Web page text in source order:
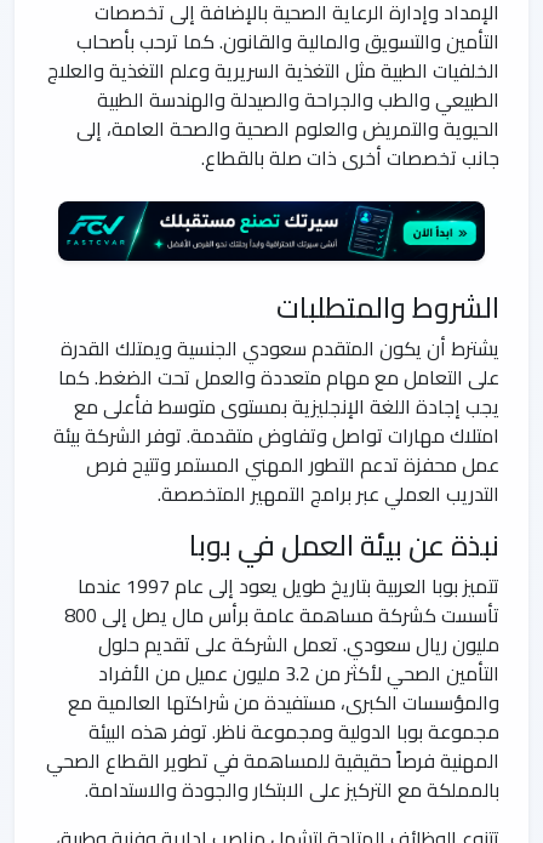
الإمداد وإدارة الرعاية الصحية بالإضافة إلى تخصصات
التأمين والتسويق والمالية والقانون. كما ترحب بأصحاب
الخلفيات الطبية مثل التغذية السريرية وعلم التغذية والعلاج
الطبيعي والطب والجراحة والصيدلة والهندسة الطبية
الحيوية والتمريض والعلوم الصحية والصحة العامة، إلى
جانب تخصصات أخرى ذات صلة بالقطاع.
الشروط والمتطلبات
يشترط أن يكون المتقدم سعودي الجنسية ويمتلك القدرة
على التعامل مع مهام متعددة والعمل تحت الضغط. كما
يجب إجادة اللغة الإنجليزية بمستوى متوسط فأعلى مع
امتلاك مهارات تواصل وتفاوض متقدمة. توفر الشركة بيئة
عمل محفزة تدعم التطور المهني المستمر وتتيح فرص
التدريب العملي عبر برامج التمهير المتخصصة.
نبذة عن بيئة العمل في بوبا
تتميز بوبا العربية بتاريخ طويل يعود إلى عام 1997 عندما
تأسست كشركة مساهمة عامة برأس مال يصل إلى 800
مليون ريال سعودي. تعمل الشركة على تقديم حلول
التأمين الصحي لأكثر من 3.2 مليون عميل من الأفراد
والمؤسسات الكبرى، مستفيدة من شراكتها العالمية مع
مجموعة بوبا الدولية ومجموعة ناظر. توفر هذه البيئة
المهنية فرصاً حقيقية للمساهمة في تطوير القطاع الصحي
بالمملكة مع التركيز على الابتكار والجودة والاستدامة.